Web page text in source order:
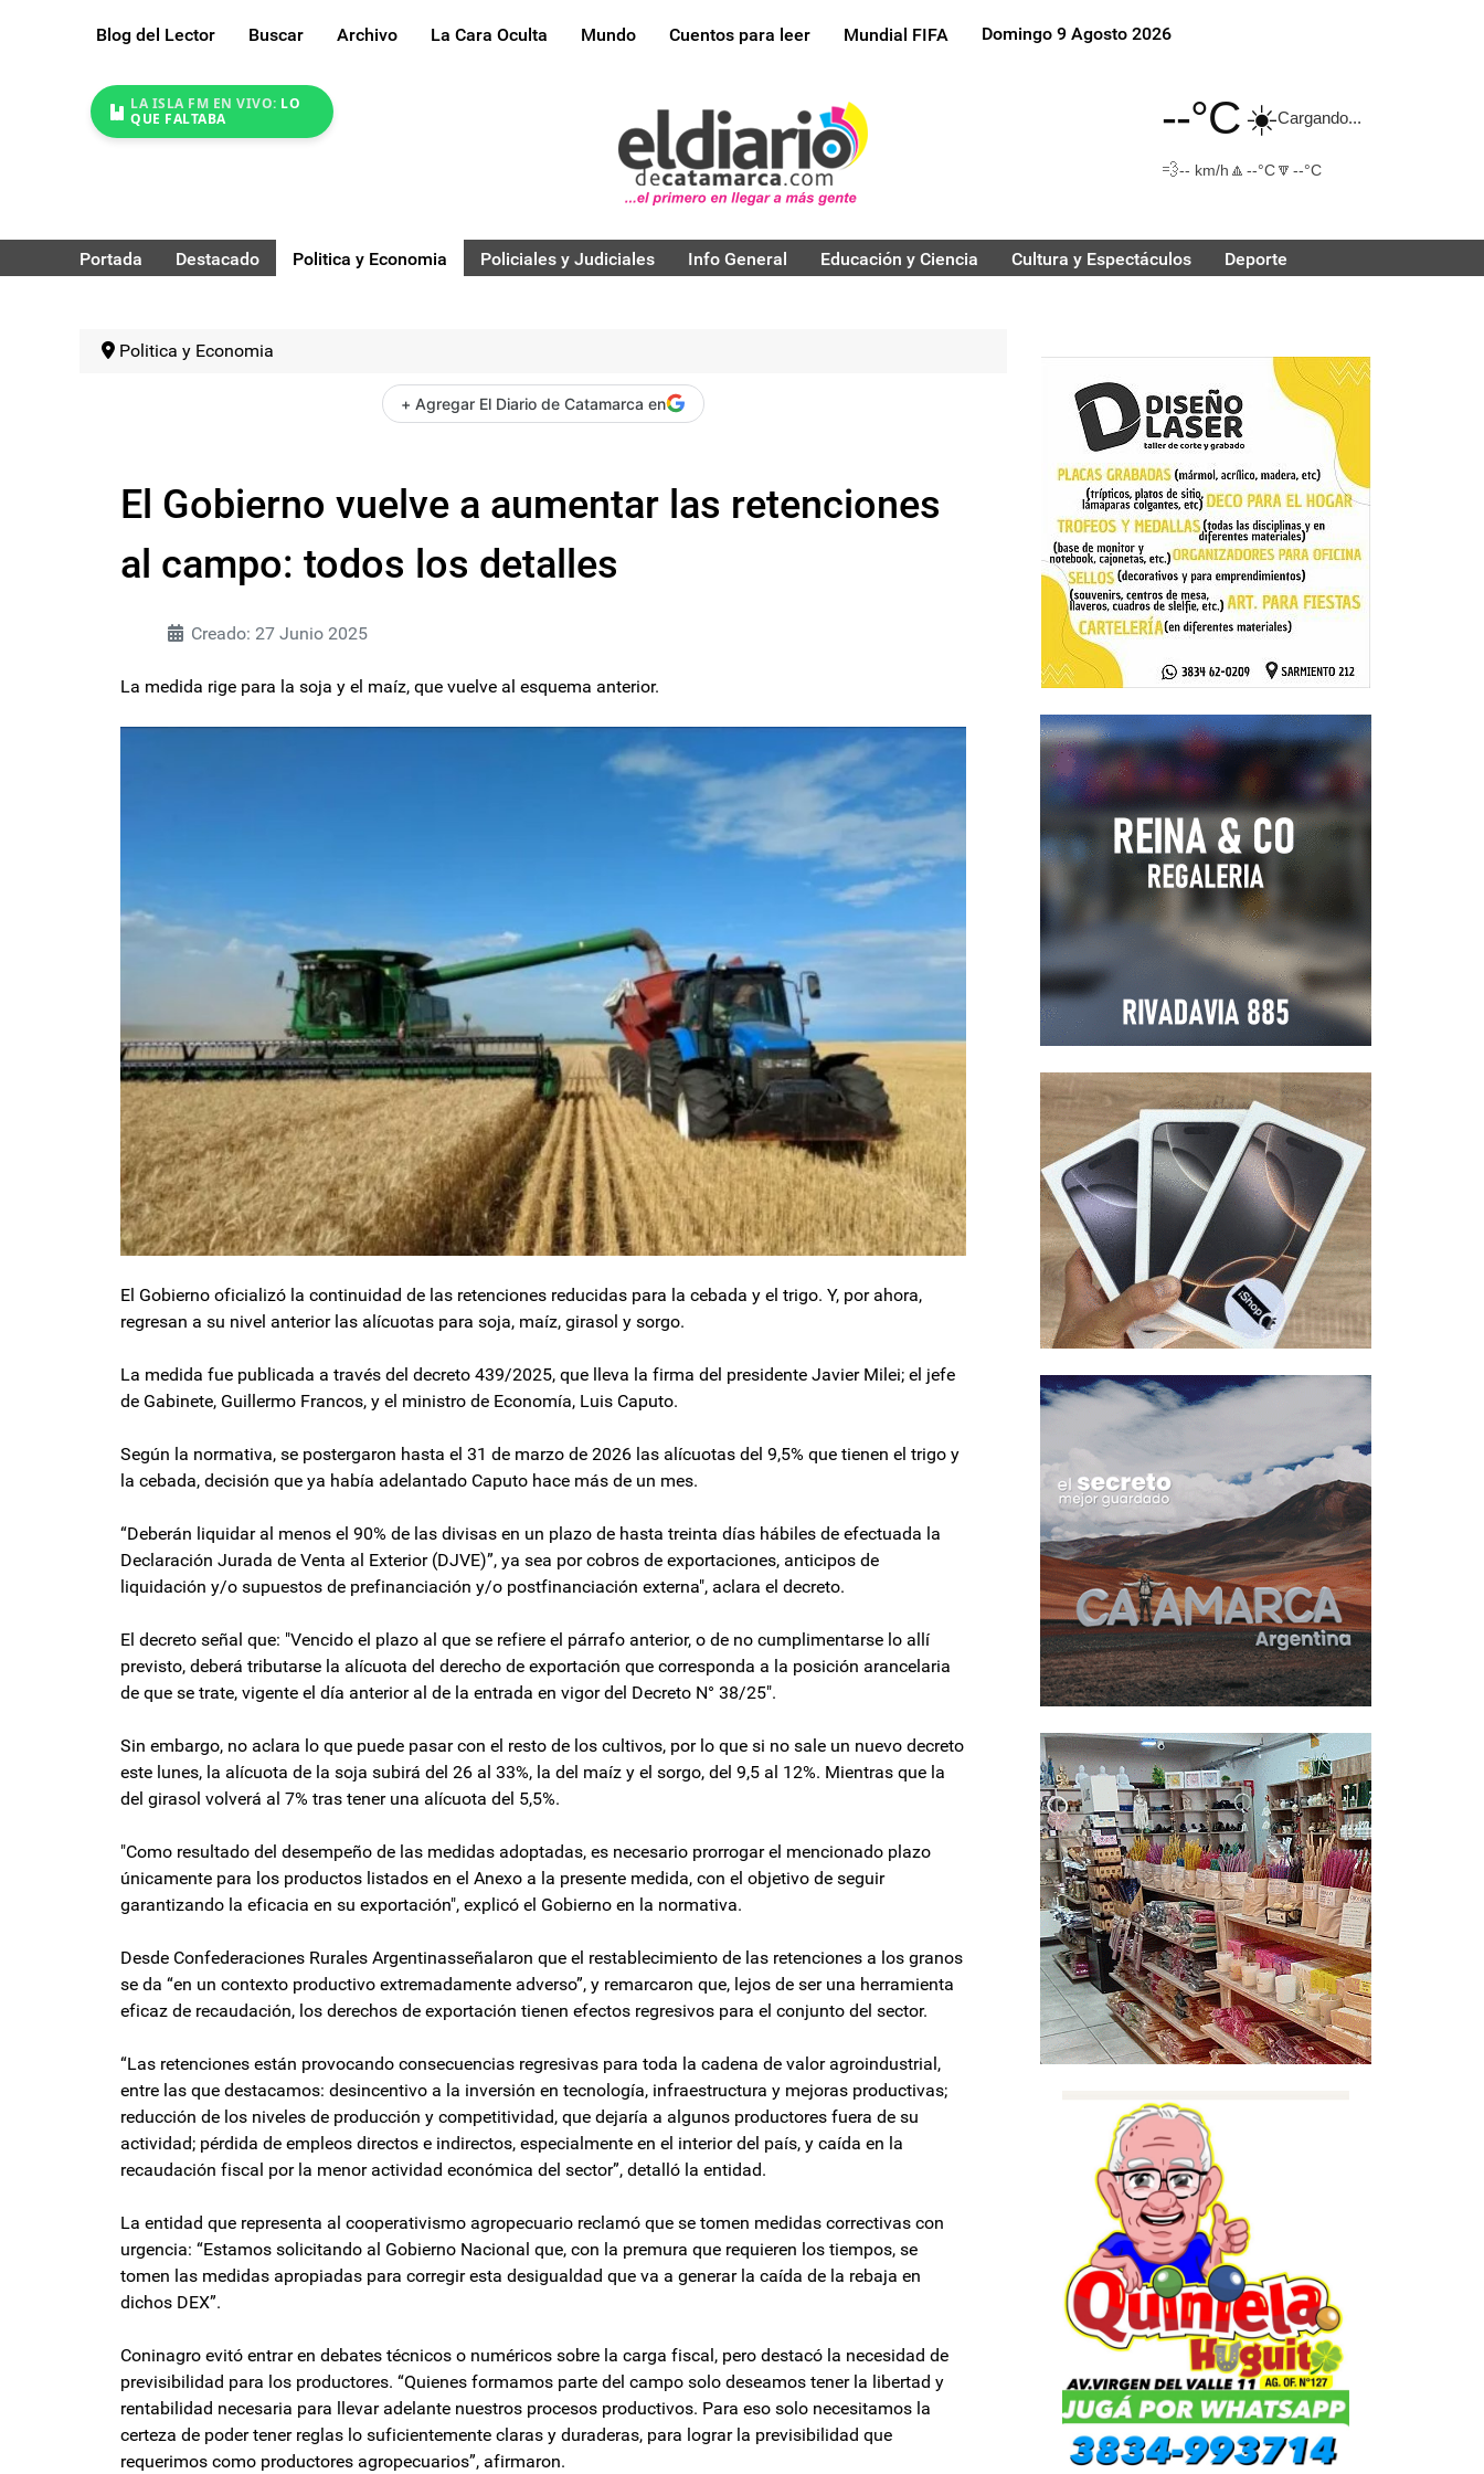
Blog del Lector Buscar Archivo La Cara Oculta Mundo Cuentos para leer Mundial FIFA Domingo 9 Agosto 2026
LA ISLA FM EN VIVO: LO
QUE FALTABA
--°C☀️Cargando...
💨-- km/h 🔼 --°C🔽 --°C
Portada Destacado Politica y Economia Policiales y Judiciales Info General Educación y Ciencia Cultura y Espectáculos Deporte
Politica y Economia
+ Agregar El Diario de Catamarca en
El Gobierno vuelve a aumentar las retenciones
al campo: todos los detalles
Creado: 27 Junio 2025
La medida rige para la soja y el maíz, que vuelve al esquema anterior.
El Gobierno oficializó la continuidad de las retenciones reducidas para la cebada y el trigo. Y, por ahora,
regresan a su nivel anterior las alícuotas para soja, maíz, girasol y sorgo.
La medida fue publicada a través del decreto 439/2025, que lleva la firma del presidente Javier Milei; el jefe
de Gabinete, Guillermo Francos, y el ministro de Economía, Luis Caputo.
Según la normativa, se postergaron hasta el 31 de marzo de 2026 las alícuotas del 9,5% que tienen el trigo y
la cebada, decisión que ya había adelantado Caputo hace más de un mes.
“Deberán liquidar al menos el 90% de las divisas en un plazo de hasta treinta días hábiles de efectuada la
Declaración Jurada de Venta al Exterior (DJVE)”, ya sea por cobros de exportaciones, anticipos de
liquidación y/o supuestos de prefinanciación y/o postfinanciación externa", aclara el decreto.
El decreto señal que: "Vencido el plazo al que se refiere el párrafo anterior, o de no cumplimentarse lo allí
previsto, deberá tributarse la alícuota del derecho de exportación que corresponda a la posición arancelaria
de que se trate, vigente el día anterior al de la entrada en vigor del Decreto N° 38/25".
Sin embargo, no aclara lo que puede pasar con el resto de los cultivos, por lo que si no sale un nuevo decreto
este lunes, la alícuota de la soja subirá del 26 al 33%, la del maíz y el sorgo, del 9,5 al 12%. Mientras que la
del girasol volverá al 7% tras tener una alícuota del 5,5%.
"Como resultado del desempeño de las medidas adoptadas, es necesario prorrogar el mencionado plazo
únicamente para los productos listados en el Anexo a la presente medida, con el objetivo de seguir
garantizando la eficacia en su exportación", explicó el Gobierno en la normativa.
Desde Confederaciones Rurales Argentinasseñalaron que el restablecimiento de las retenciones a los granos
se da “en un contexto productivo extremadamente adverso”, y remarcaron que, lejos de ser una herramienta
eficaz de recaudación, los derechos de exportación tienen efectos regresivos para el conjunto del sector.
“Las retenciones están provocando consecuencias regresivas para toda la cadena de valor agroindustrial,
entre las que destacamos: desincentivo a la inversión en tecnología, infraestructura y mejoras productivas;
reducción de los niveles de producción y competitividad, que dejaría a algunos productores fuera de su
actividad; pérdida de empleos directos e indirectos, especialmente en el interior del país, y caída en la
recaudación fiscal por la menor actividad económica del sector”, detalló la entidad.
La entidad que representa al cooperativismo agropecuario reclamó que se tomen medidas correctivas con
urgencia: “Estamos solicitando al Gobierno Nacional que, con la premura que requieren los tiempos, se
tomen las medidas apropiadas para corregir esta desigualdad que va a generar la caída de la rebaja en
dichos DEX”.
Coninagro evitó entrar en debates técnicos o numéricos sobre la carga fiscal, pero destacó la necesidad de
previsibilidad para los productores. “Quienes formamos parte del campo solo deseamos tener la libertad y
rentabilidad necesaria para llevar adelante nuestros procesos productivos. Para eso solo necesitamos la
certeza de poder tener reglas lo suficientemente claras y duraderas, para lograr la previsibilidad que
requerimos como productores agropecuarios”, afirmaron.